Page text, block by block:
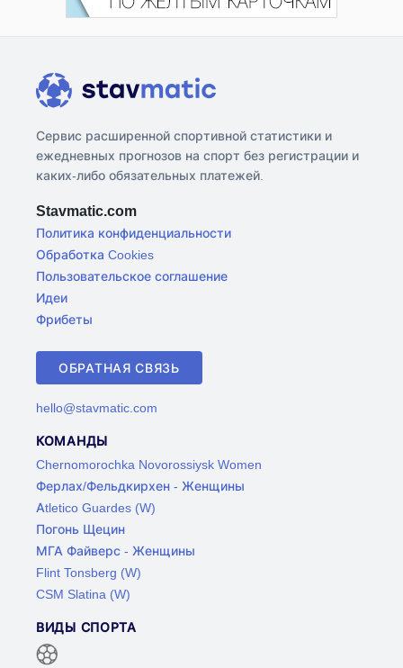
Сервис расширенной спортивной статистики и
ежедневных прогнозов на спорт без регистрации и
каких-либо обязательных платежей.
Stavmatic.com
Политика конфиденциальности
Обработка Cookies
Пользовательское соглашение
Идеи
Фрибеты
ОБРАТНАЯ СВЯЗЬ
hello@stavmatic.com
КОМАНДЫ
Chernomorochka Novorossiysk Women
Ферлах/Фельдкирхен - Женщины
Atletico Guardes (W)
Погонь Щецин
МГА Файверс - Женщины
Flint Tonsberg (W)
CSM Slatina (W)
ВИДЫ СПОРТА